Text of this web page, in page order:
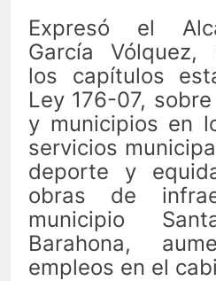
Expresó el
García Vólquez,
los capítulos
Ley 176-07,
y municipios en
servicios
deporte y
obras de
municipio
Barahona,
empleos en el